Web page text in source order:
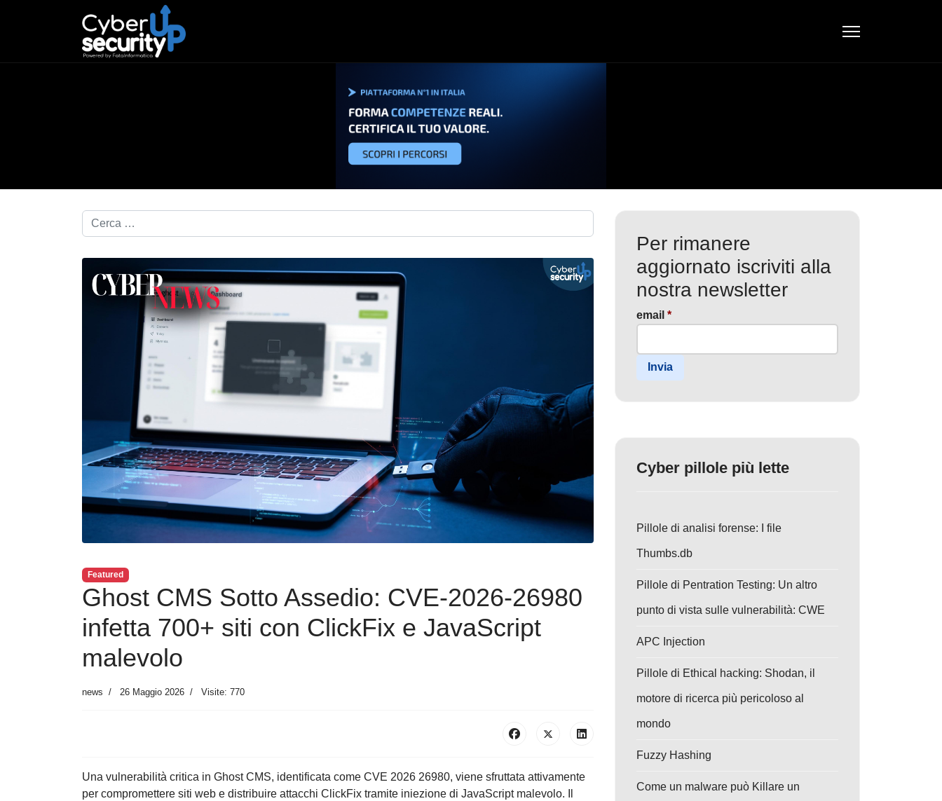
Cerca nel blog...
Featured
Ghost CMS Sotto Assedio: CVE-2026-26980
infetta 700+ siti con ClickFix e JavaScript
malevolo
news 26 Maggio 2026 Visite: 770
Una vulnerabilità critica in Ghost CMS, identificata come CVE 2026 26980, viene sfruttata attivamente
per compromettere siti web e distribuire attacchi ClickFix tramite iniezione di JavaScript malevolo. Il
Per rimanere
aggiornato iscriviti alla
nostra newsletter
email *
Invia
Cyber pillole più lette
Pillole di analisi forense: I file
Thumbs.db
Pillole di Pentration Testing: Un altro
punto di vista sulle vulnerabilità: CWE
APC Injection
Pillole di Ethical hacking: Shodan, il
motore di ricerca più pericoloso al
mondo
Fuzzy Hashing
Come un malware può Killare un